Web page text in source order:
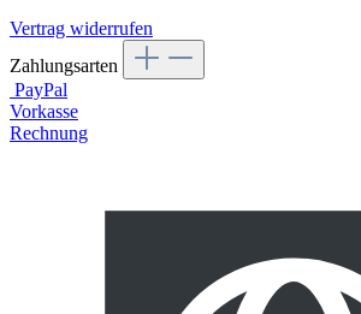
Vertrag widerrufen
Zahlungsarten
PayPal
Vorkasse
Rechnung